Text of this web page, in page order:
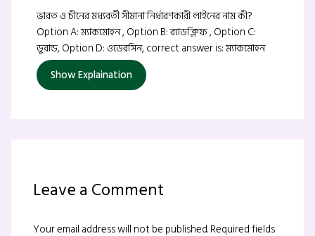
ভারত ও চীনের মধ্যবর্তী সীমানা নির্ধারণকারী লাইনের নাম কী?
Option A: ম্যাকমোহন , Option B: র‍্যাডক্লিফ , Option C:
ডুরান্ড, Option D: ওডেরসিন, correct answer is: ম্যাকমোহন
Show Explaination
Leave a Comment
Your email address will not be published.Required fields